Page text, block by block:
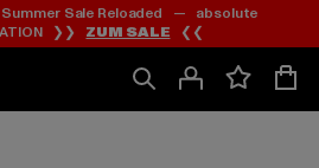
Zum
Inhalt
springen
Zum
Fußzeile
springen
Sale Reloaded — absolute
❯❯ ZUM SALE ❮❮
Zum
Produktraster
springen